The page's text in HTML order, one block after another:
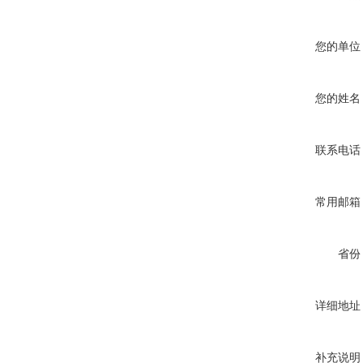
您的单位
您的姓名
联系电话
常用邮箱
省份
详细地址
补充说明